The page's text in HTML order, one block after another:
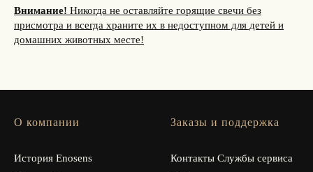
Внимание! Никогда не оставляйте горящие свечи без
присмотра и всегда храните их в недоступном для детей и
домашних животных месте!
О компании
История Enosens
Заказы и поддержка
Контакты Службы сервиса